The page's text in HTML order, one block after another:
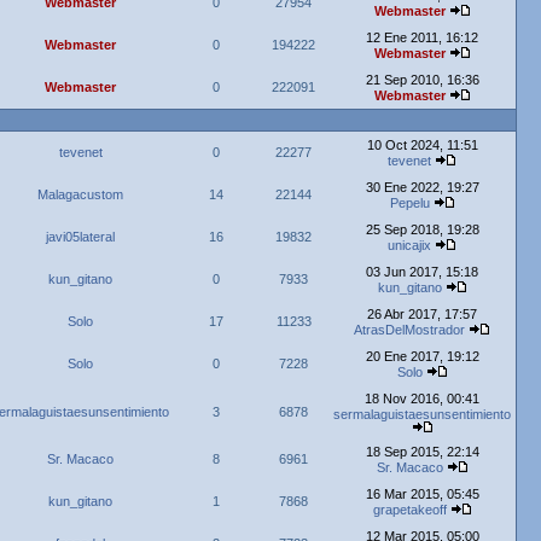
Webmaster
Webmaster 0 194222
12 Ene 2011, 16:12
Webmaster
Webmaster 0 222091
21 Sep 2010, 16:36
Webmaster
tevenet 0 22277
10 Oct 2024, 11:51
tevenet
Malagacustom 14 22144
30 Ene 2022, 19:27
Pepelu
javi05lateral 16 19832
25 Sep 2018, 19:28
unicajix
kun_gitano 0 7933
03 Jun 2017, 15:18
kun_gitano
Solo 17 11233
26 Abr 2017, 17:57
AtrasDelMostrador
Solo 0 7228
20 Ene 2017, 19:12
Solo
3 6878
18 Nov 2016, 00:41
sermalaguistaesunsentimiento
Sr. Macaco 8 6961
18 Sep 2015, 22:14
Sr. Macaco
kun_gitano 1 7868
16 Mar 2015, 05:45
grapetakeoff
12 Mar 2015, 05:00